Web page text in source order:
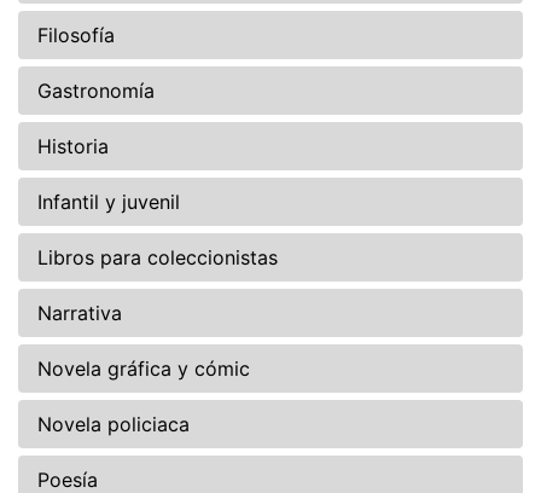
Filosofía
Gastronomía
Historia
Infantil y juvenil
Libros para coleccionistas
Narrativa
Novela gráfica y cómic
Novela policiaca
Poesía